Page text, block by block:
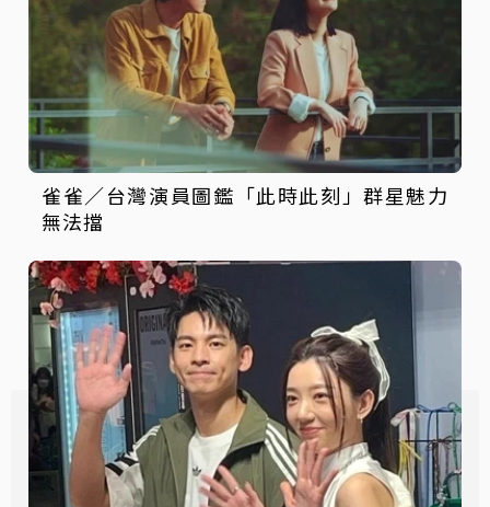
雀雀／台灣演員圖鑑「此時此刻」群星魅力
無法擋